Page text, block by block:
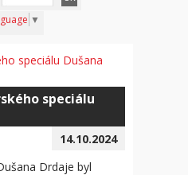
▼
speciálu
14.10.2024
Drdaje byl